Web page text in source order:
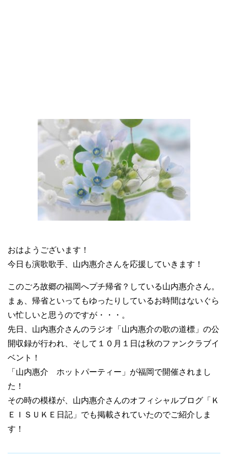
おはようございます！
今日も演歌歌手、山内惠介さんを応援していきます！
このごろ故郷の福岡へプチ帰省？している山内惠介さん。
まぁ、帰省といってもゆったりしているお時間はないぐら
い忙しいと思うのですが・・・。
先日、山内惠介さんのラジオ「山内惠介の歌の道標」の公
開収録が行われ、そして１０月１日は秋のファンクラブイ
ベント！
「山内惠介 ホットパーティー」が福岡で開催されまし
た！
その時の模様が、山内惠介さんのオフィシャルブログ「Ｋ
ＥＩＳＵＫＥ日記」でも掲載されていたのでご紹介しま
す！